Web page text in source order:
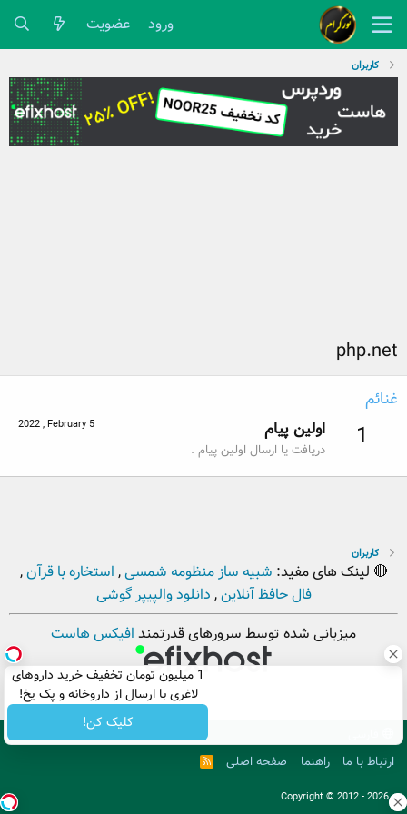
ورود عضویت
کاربران
1 میلیون تومان تخفیف خرید داروهای
لاغری با ارسال از داروخانه و پک یخ!
کلیک کن!
php.net
غنائم
1
2022 , February 5 اولین پیام
دریافت یا ارسال اولین پیام .
کاربران
🔴 لینک های مفید: شبیه ساز منظومه شمسی, استخاره با قرآن,
فال حافظ آنلاین, دانلود والپیپر گوشی
میزبانی شده توسط سرورهای قدرتمند افیکس هاست
ارتباط با ما
راهنما صفحه اصلی
R
S
. Copyright © 2012 - 2026